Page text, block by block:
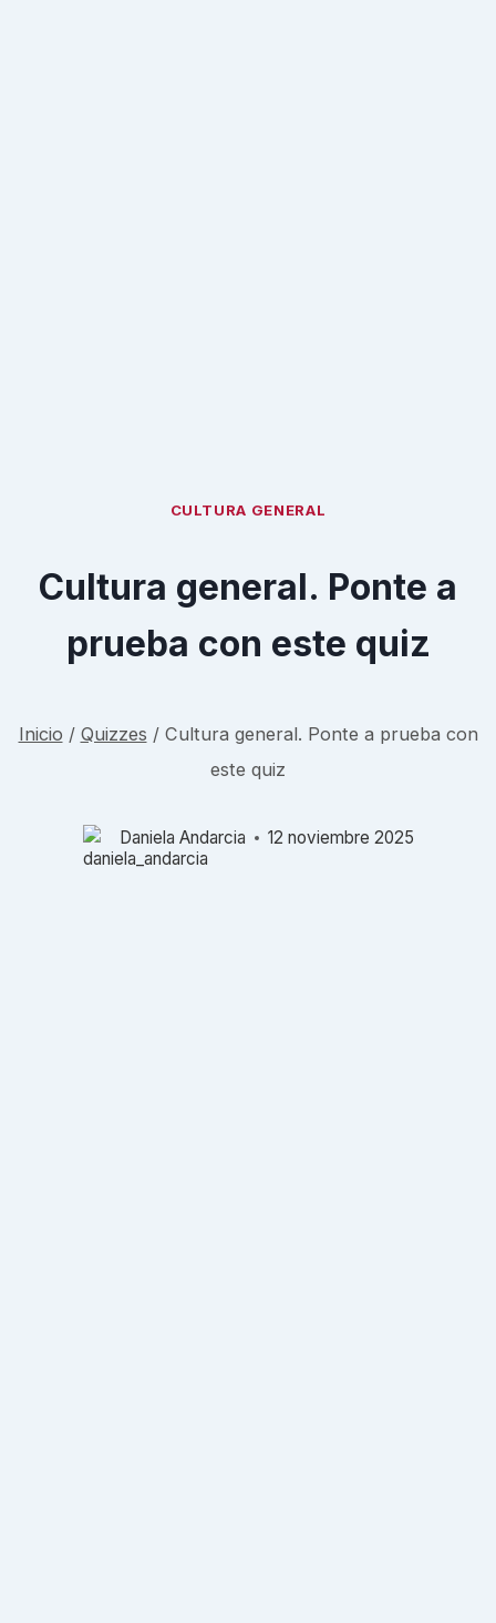
CULTURA GENERAL
Cultura general. Ponte a
prueba con este quiz
Inicio / Quizzes / Cultura general. Ponte a prueba con
este quiz
Daniela Andarcia 12 noviembre 2025